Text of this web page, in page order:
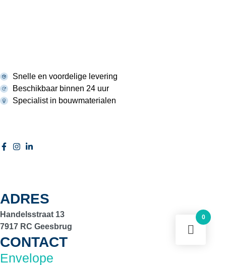
Snelle en voordelige levering
Beschikbaar binnen 24 uur
Specialist in bouwmaterialen
ADRES
Handelsstraat 13
7917 RC Geesbrug
CONTACT
Envelope
0